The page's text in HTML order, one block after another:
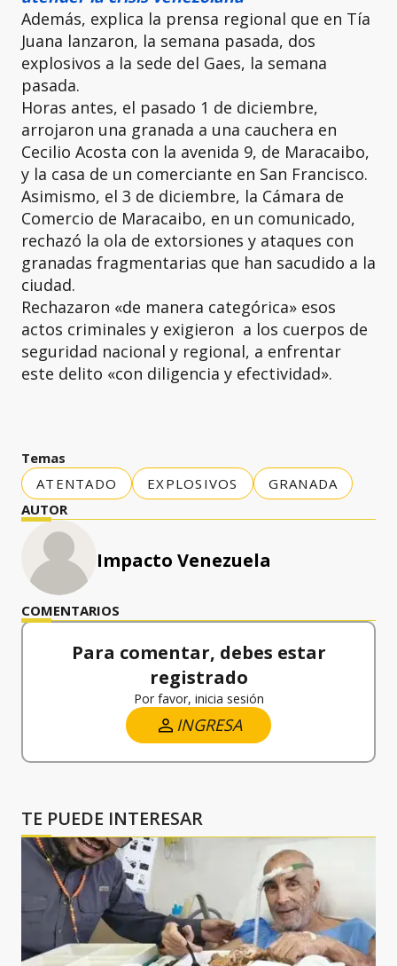
Además, explica la prensa regional que en Tía
Juana lanzaron, la semana pasada, dos
explosivos a la sede del Gaes, la semana
pasada.
Horas antes, el pasado 1 de diciembre,
arrojaron una granada a una cauchera en
Cecilio Acosta con la avenida 9, de Maracaibo,
y la casa de un comerciante en San Francisco.
Asimismo, el 3 de diciembre, la Cámara de
Comercio de Maracaibo, en un comunicado,
rechazó la ola de extorsiones y ataques con
granadas fragmentarias que han sacudido a la
ciudad.
Rechazaron «de manera categórica» esos
actos criminales y exigieron a los cuerpos de
seguridad nacional y regional, a enfrentar
este delito «con diligencia y efectividad».
Temas
ATENTADO
EXPLOSIVOS
GRANADA
AUTOR
Impacto Venezuela
COMENTARIOS
Para comentar, debes estar
registrado
Por favor, inicia sesión
INGRESA
TE PUEDE INTERESAR